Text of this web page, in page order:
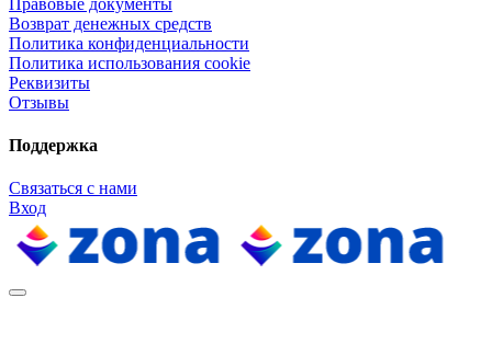
Возврат денежных средств
Политика конфиденциальности
Политика использования cookie
Реквизиты
Отзывы
Поддержка
Связаться с нами
Вход